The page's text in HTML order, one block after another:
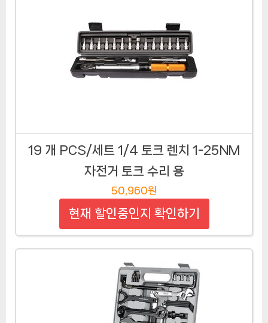
19 개 PCS/세트 1/4 토크 렌치 1-25NM
자전거 토크 수리 용
50,960원
현재 할인중인지 확인하기